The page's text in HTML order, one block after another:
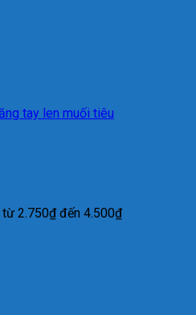
từ 2.750₫ đến 4.500₫